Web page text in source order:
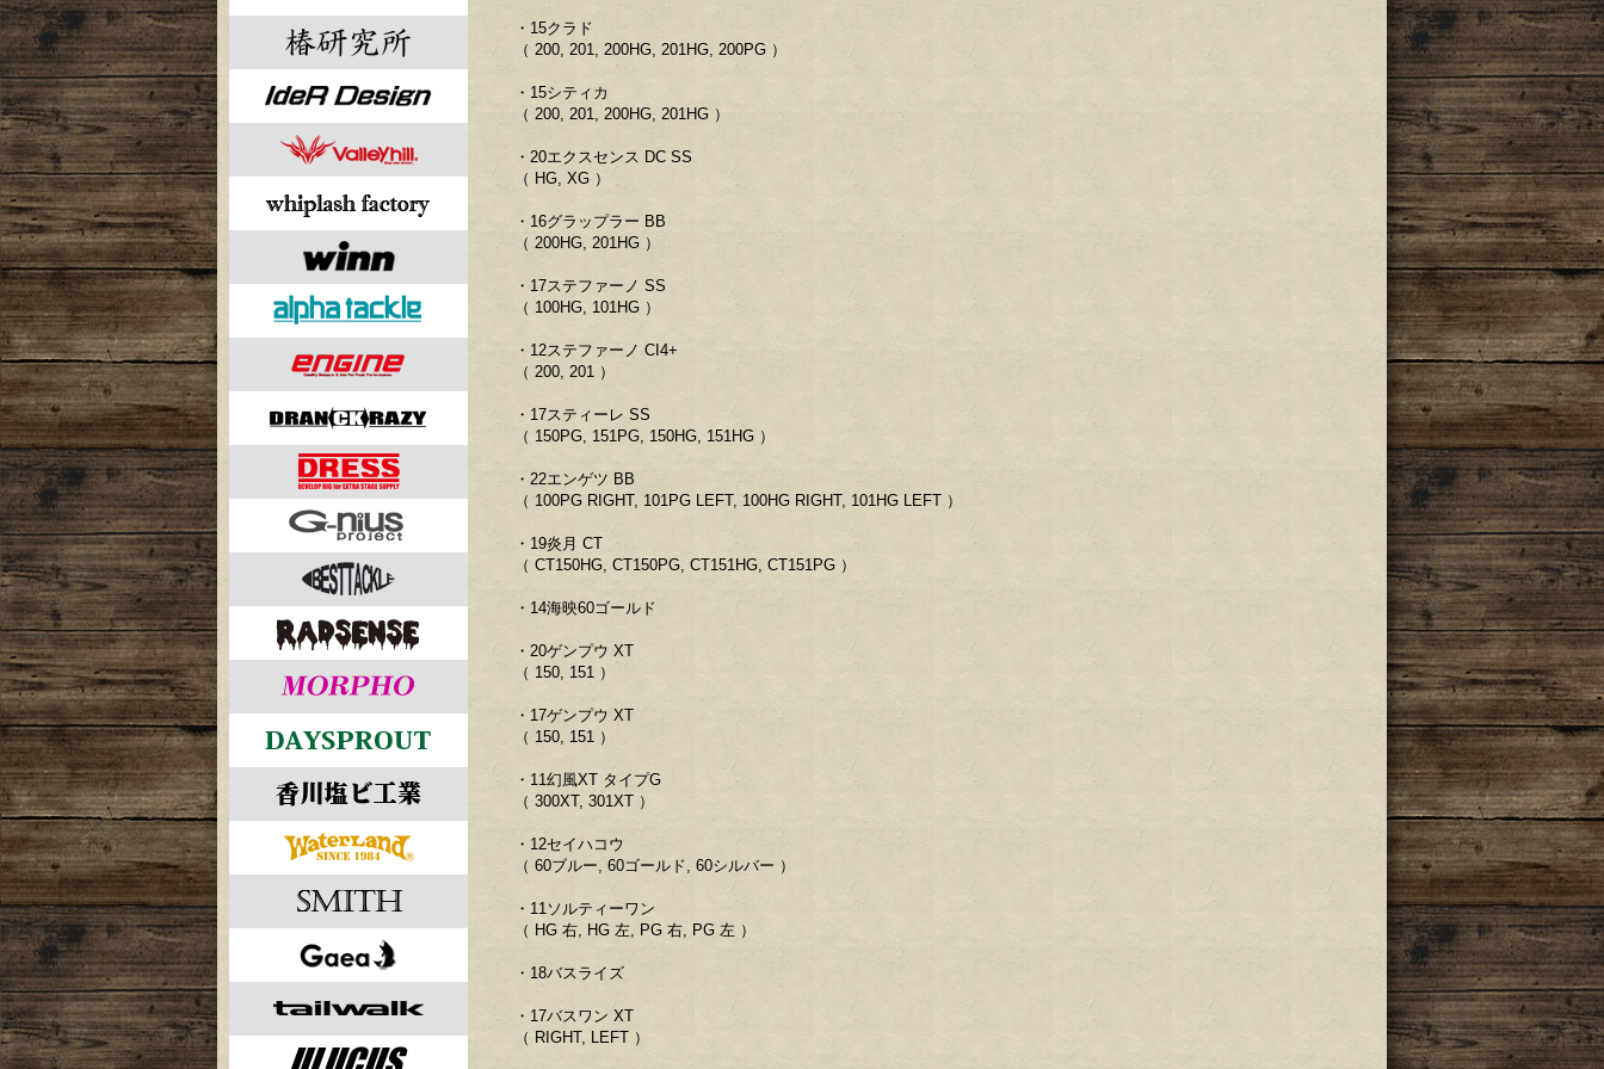
・15クラド
（ 200, 201, 200HG, 201HG, 200PG ）
・15シティカ
（ 200, 201, 200HG, 201HG ）
・20エクスセンス DC SS
（ HG, XG ）
・16グラップラー BB
（ 200HG, 201HG ）
・17ステファーノ SS
（ 100HG, 101HG ）
・12ステファーノ CI4+
（ 200, 201 ）
・17スティーレ SS
（ 150PG, 151PG, 150HG, 151HG ）
・22エンゲツ BB
（ 100PG RIGHT, 101PG LEFT, 100HG RIGHT, 101HG LEFT ）
・19炎月 CT
（ CT150HG, CT150PG, CT151HG, CT151PG ）
・14海映60ゴールド
・20ゲンプウ XT
（ 150, 151 ）
・17ゲンプウ XT
（ 150, 151 ）
・11幻風XT タイプG
（ 300XT, 301XT ）
・12セイハコウ
（ 60ブルー, 60ゴールド, 60シルバー ）
・11ソルティーワン
（ HG 右, HG 左, PG 右, PG 左 ）
・18バスライズ
・17バスワン XT
（ RIGHT, LEFT ）